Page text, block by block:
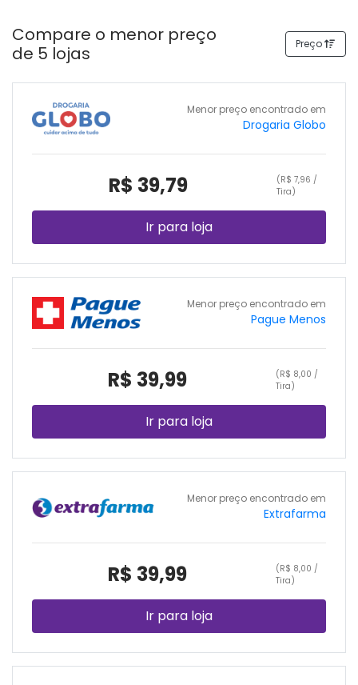
Compare o menor preço
de 5 lojas
Preço
Menor preço encontrado em
Drogaria Globo
R$ 39,79
(R$ 7,96 /
Tira)
Ir para loja
Menor preço encontrado em
Pague Menos
R$ 39,99
(R$ 8,00 /
Tira)
Ir para loja
Menor preço encontrado em
Extrafarma
R$ 39,99
(R$ 8,00 /
Tira)
Ir para loja